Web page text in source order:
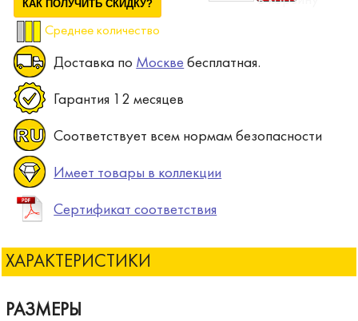
КАК ПОЛУЧИТЬ СКИДКУ?
Среднее количество
Доставка по Москве бесплатная.
Гарантия 12 месяцев
Соответствует всем нормам безопасности
Имеет товары в коллекции
Сертификат соответствия
ХАРАКТЕРИСТИКИ
РАЗМЕРЫ